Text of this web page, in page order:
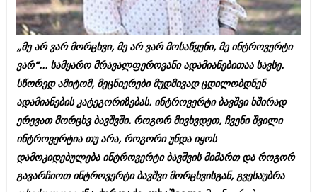
კულინარია
ავტორჩევები
ბელადები
ბიზნესსიახლეები
გვარები
თემიდას სასწორი
იუმორი
ბიზნესსიახლეები
გვარები
თემიდას სასწორი
იუმორი
კალეიდოსკოპი
ჰოროსკოპი და შეუცნობელი
კრიმინალი
„მე არ ვარ მორცხვი, მე არ ვარ მოსაწყენი, მე ინტროვერტი
ვარ“... სამყარო მრავალფეროვანი ადამიანებითაა სავსე.
სწორედ ამიტომ, მეცნიერები მუდმივად ცდილობდნენ
ადამიანების კატეგორიზებას. ინტროვერტი ბავშვი ხშირად
ერევათ მორცხვ ბავშვში. როგორ მივხვდეთ, ჩვენი შვილი
ინტროვერტია თუ არა, როგორი უნდა იყოს
დამოკიდებულება ინტროვერტი ბავშვის მიმართ და როგორ
გავარჩიოთ ინტროვერტი ბავშვი მორცხვისგან, გვესაუბრა